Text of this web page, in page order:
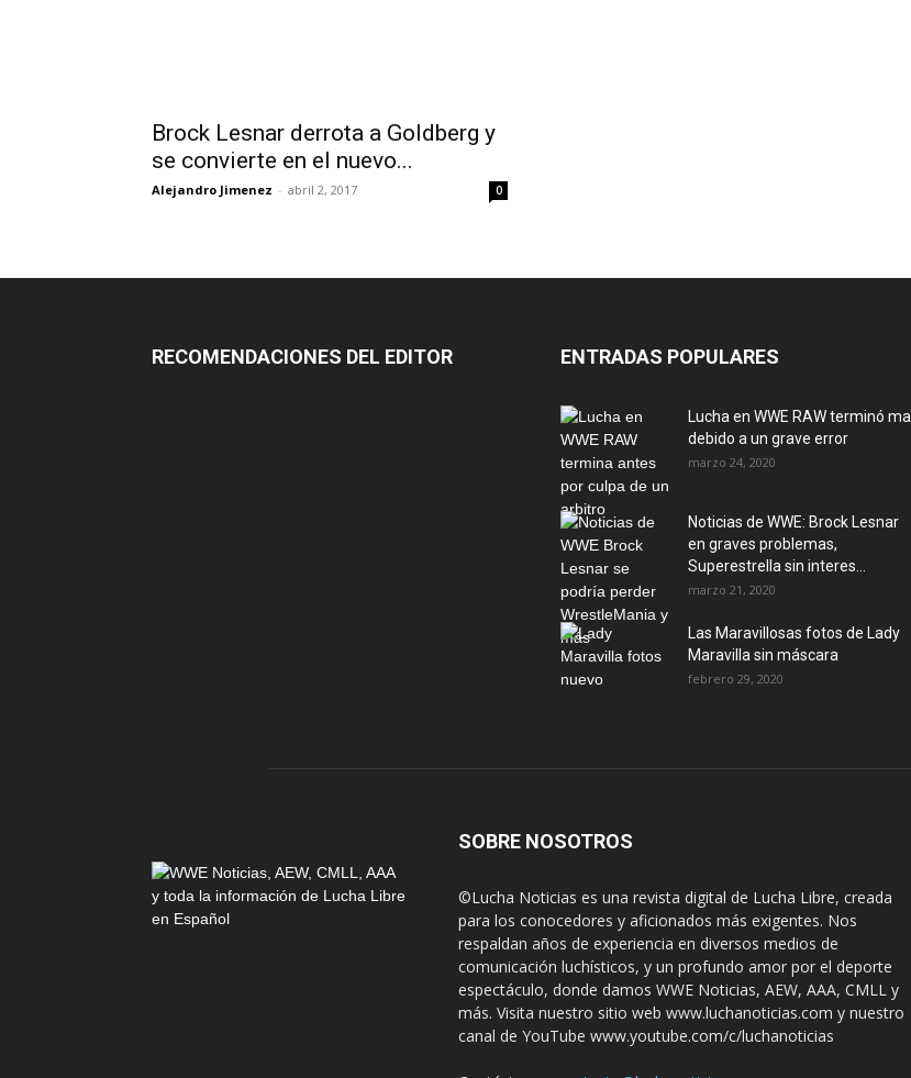
Brock Lesnar derrota a Goldberg y
se convierte en el nuevo...
Alejandro Jimenez - abril 2, 2017 0
RECOMENDACIONES DEL EDITOR ENTRADAS POPULARES
Lucha en WWE RAW terminó mal
debido a un grave error
marzo 24, 2020
Noticias de WWE: Brock Lesnar
en graves problemas,
Superestrella sin interes...
marzo 21, 2020
Las Maravillosas fotos de Lady
Maravilla sin máscara
febrero 29, 2020
SOBRE NOSOTROS
©Lucha Noticias es una revista digital de Lucha Libre, creada
para los conocedores y aficionados más exigentes. Nos
respaldan años de experiencia en diversos medios de
comunicación luchísticos, y un profundo amor por el deporte
espectáculo, donde damos WWE Noticias, AEW, AAA, CMLL y
más. Visita nuestro sitio web www.luchanoticias.com y nuestro
canal de YouTube www.youtube.com/c/luchanoticias